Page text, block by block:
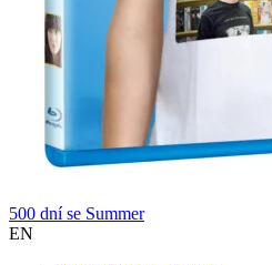
500 dní se Summer
EN